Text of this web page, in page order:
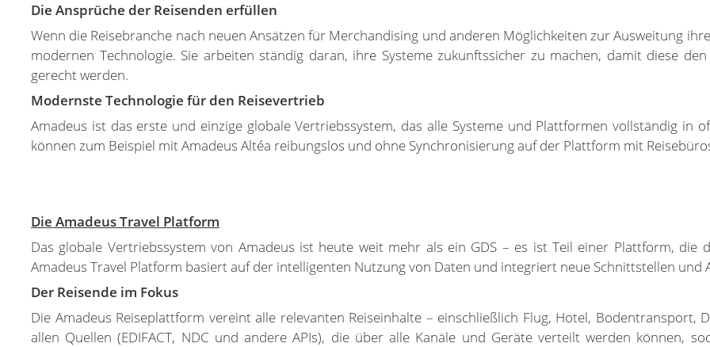
Die Ansprüche der Reisenden erfüllen
Wenn die Reisebranche nach neuen Ansätzen für Merchandising und anderen Möglichkeiten zur Ausweitung
modernen Technologie. Sie arbeiten ständig daran, ihre Systeme zukunftssicher zu machen, damit diese
gerecht werden.
Modernste Technologie für den Reisevertrieb
Amadeus ist das erste und einzige globale Vertriebssystem, das alle Systeme und Plattformen vollständig in
können zum Beispiel mit Amadeus Altéa reibungslos und ohne Synchronisierung auf der Plattform mit
Die Amadeus Travel Platform
Das globale Vertriebssystem von Amadeus ist heute weit mehr als ein GDS – es ist Teil einer Plattform, die
Amadeus Travel Platform basiert auf der intelligenten Nutzung von Daten und integriert neue Schnittstellen und
Der Reisende im Fokus
Die Amadeus Reiseplattform vereint alle relevanten Reiseinhalte – einschließlich Flug, Hotel, Bodentransport,
allen Quellen (EDIFACT, NDC und andere APIs), die über alle Kanäle und Geräte verteilt werden können,